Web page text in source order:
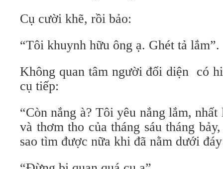
Cụ cười khẽ, rồi bảo:
“Tôi khuynh hữu ông ạ. Ghét tả lắm”.
Không quan tâm người đối diện có
cụ tiếp:
“Còn nắng à? Tôi yêu nắng lắm,
và thơm tho của tháng sáu tháng
sao tìm được nữa khi đã nằm dưới